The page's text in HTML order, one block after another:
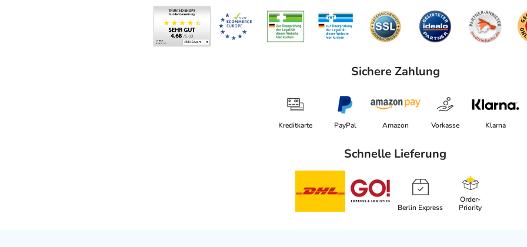
Sichere Zahlung
Kreditkarte PayPal Amazon Vorkasse Klarna
Schnelle Lieferung
Berlin Express
Order-
Priority